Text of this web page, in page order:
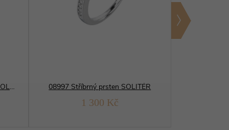
04006 Stříbrný prsten NĚŽNÝ SOLITÉR 08997 Stříbrný prsten SOLITÉR
1 300 Kč